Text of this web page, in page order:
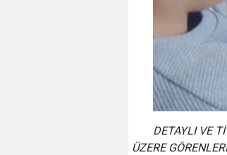
DETAYLI VE
ÜZERE